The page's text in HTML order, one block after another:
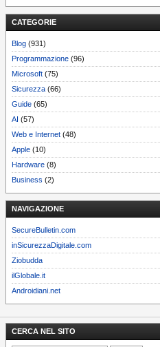
CATEGORIE
Blog (931)
Programmazione (96)
Microsoft (75)
Sicurezza (66)
Guide (65)
AI (57)
Web e Internet (48)
Apple (10)
Hardware (8)
Business (2)
NAVIGAZIONE
SecureBulletin.com
inSicurezzaDigitale.com
Ziobudda
ilGlobale.it
Androidiani.net
CERCA NEL SITO